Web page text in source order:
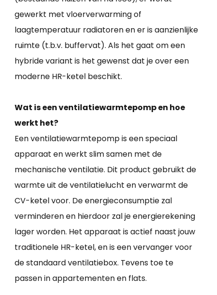
gewerkt met vloerverwarming of
laagtemperatuur radiatoren en er is aanzienlijke
ruimte (t.b.v. buffervat). Als het gaat om een
hybride variant is het gewenst dat je over een
moderne HR-ketel beschikt.
Wat is een ventilatiewarmtepomp en hoe
werkt het?
Een ventilatiewarmtepomp is een speciaal
apparaat en werkt slim samen met de
mechanische ventilatie. Dit product gebruikt de
warmte uit de ventilatielucht en verwarmt de
CV-ketel voor. De energieconsumptie zal
verminderen en hierdoor zal je energierekening
lager worden. Het apparaat is actief naast jouw
traditionele HR-ketel, en is een vervanger voor
de standaard ventilatiebox. Tevens toe te
passen in appartementen en flats.